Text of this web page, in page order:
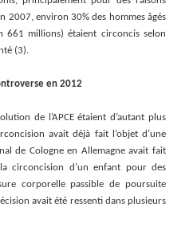
2007, environ 30% des hommes âgés
millions) étaient circoncis selon
(3).
en 2012
de l’APCE étaient d’autant plus
avait déjà fait l’objet d’une
de Cologne en Allemagne avait fait
circoncision d’un enfant pour des
corporelle passible de poursuite
avait été ressenti dans plusieurs